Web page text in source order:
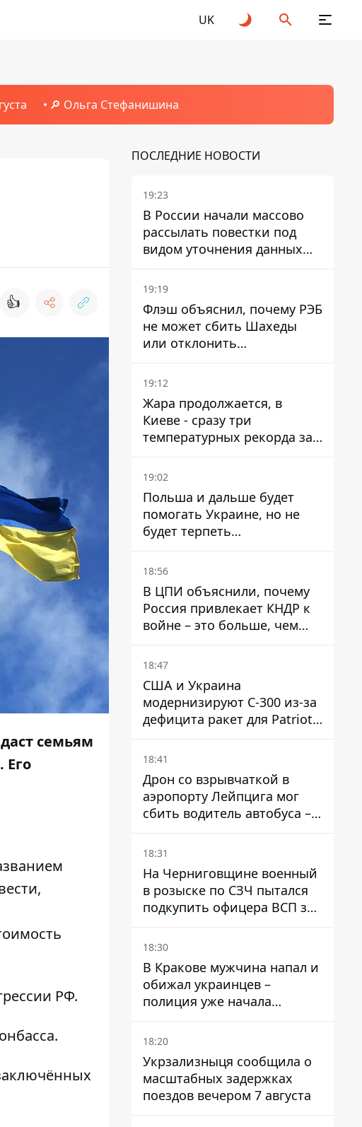
UK
🔎 Ольга Стефанишина
👍
семьям
Его
РФ.
ПОСЛЕДНИЕ НОВОСТИ
19:23
В России начали массово
рассылать повестки под
видом уточнения данных
для набора контрактников
19:19
Флэш объяснил, почему РЭБ
не может сбить Шахеды
или отклонить
баллистические ракеты
19:12
Жара продолжается, в
Киеве - сразу три
температурных рекорда за
день
19:02
Польша и дальше будет
помогать Украине, но не
будет терпеть
"бандеровскую символику" -
Навроцкий
18:56
В ЦПИ объяснили, почему
Россия привлекает КНДР к
войне – это больше, чем
ракеты
18:47
США и Украина
модернизируют С-300 из-за
дефицита ракет для Patriot -
СМИ
18:41
Дрон со взрывчаткой в ​​
аэропорту Лейпцига мог
сбить водитель автобуса –
Welt
18:31
На Черниговщине военный
в розыске по СЗЧ пытался
подкупить офицера ВСП за
40 тысяч гривен
18:30
В Кракове мужчина напал и
обижал украинцев –
полиция уже начала
расследование
18:20
Укрзализныця сообщила о
масштабных задержках
поездов вечером 7 августа